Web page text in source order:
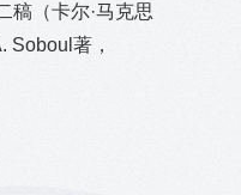
稿（卡尔·马克思
Soboul著，